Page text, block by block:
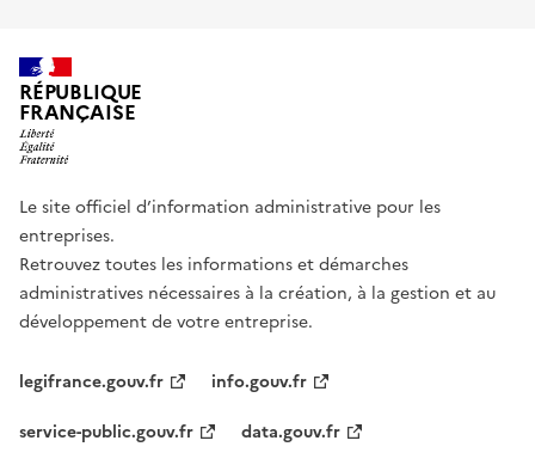
RÉPUBLIQUE
FRANÇAISE
Le site officiel d’information administrative pour les
entreprises.
Retrouvez toutes les informations et démarches
administratives nécessaires à la création, à la gestion et au
développement de votre entreprise.
legifrance.gouv.fr
info.gouv.fr
service-public.gouv.fr
data.gouv.fr